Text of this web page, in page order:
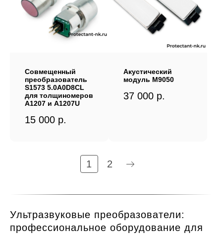
Совмещенный
преобразователь
S1573 5.0A0D8CL
для толщиномеров
A1207 и A1207U
15 000 р.
Акустический
модуль М9050
37 000 р.
1 2
Ультразвуковые преобразователи:
профессиональное оборудование для